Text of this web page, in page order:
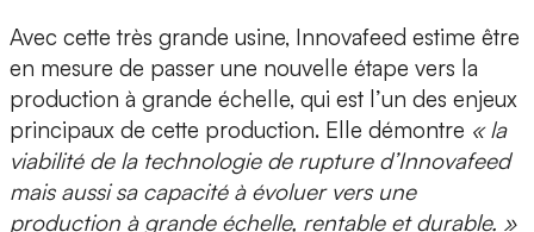
Avec cette très grande usine, Innovafeed estime être
en mesure de passer une nouvelle étape vers la
production à grande échelle, qui est l’un des enjeux
principaux de cette production. Elle démontre « la
viabilité de la technologie de rupture d’Innovafeed
mais aussi sa capacité à évoluer vers une
production à grande échelle, rentable et durable. »